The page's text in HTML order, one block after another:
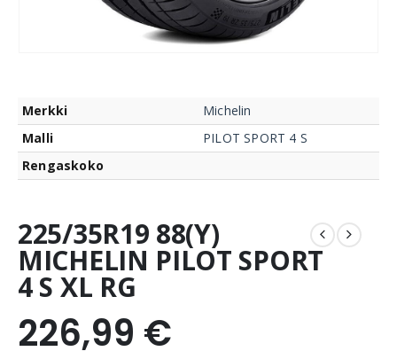
Merkki
Michelin
Malli
PILOT SPORT 4 S
Rengaskoko
225/35R19 88(Y)
MICHELIN PILOT SPORT
4 S XL RG
226,99 €